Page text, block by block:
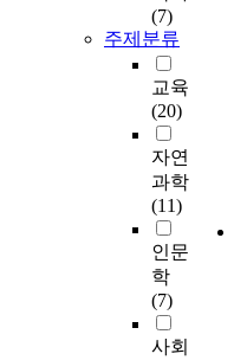
(7)
주제분류
교육
(20)
자연
과학
(11)
인문
학
(7)
사회